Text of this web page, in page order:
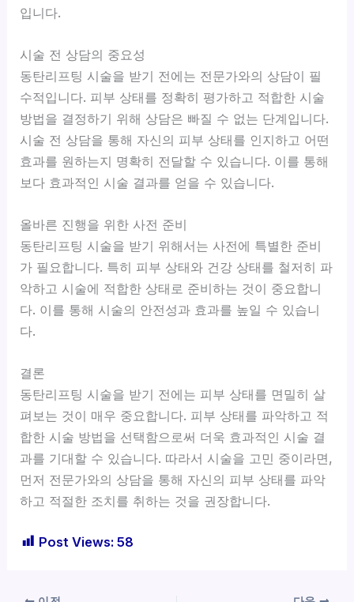
입니다.
시술 전 상담의 중요성
동탄리프팅 시술을 받기 전에는 전문가와의 상담이 필
수적입니다. 피부 상태를 정확히 평가하고 적합한 시술
방법을 결정하기 위해 상담은 빠질 수 없는 단계입니다.
시술 전 상담을 통해 자신의 피부 상태를 인지하고 어떤
효과를 원하는지 명확히 전달할 수 있습니다. 이를 통해
보다 효과적인 시술 결과를 얻을 수 있습니다.
올바른 진행을 위한 사전 준비
동탄리프팅 시술을 받기 위해서는 사전에 특별한 준비
가 필요합니다. 특히 피부 상태와 건강 상태를 철저히 파
악하고 시술에 적합한 상태로 준비하는 것이 중요합니
다. 이를 통해 시술의 안전성과 효과를 높일 수 있습니
다.
결론
동탄리프팅 시술을 받기 전에는 피부 상태를 면밀히 살
펴보는 것이 매우 중요합니다. 피부 상태를 파악하고 적
합한 시술 방법을 선택함으로써 더욱 효과적인 시술 결
과를 기대할 수 있습니다. 따라서 시술을 고민 중이라면,
먼저 전문가와의 상담을 통해 자신의 피부 상태를 파악
하고 적절한 조치를 취하는 것을 권장합니다.
Post Views: 58